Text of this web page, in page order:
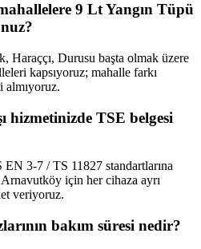
9 Lt Yangın Tüpü
Haraççı, Durusu başta olmak üzere
kapsıyoruz; mahalle farkı
almıyoruz.
hizmetinizde TSE belgesi
3-7 / TS 11827 standartlarına
için her cihaza ayrı
veriyoruz.
bakım süresi nedir?